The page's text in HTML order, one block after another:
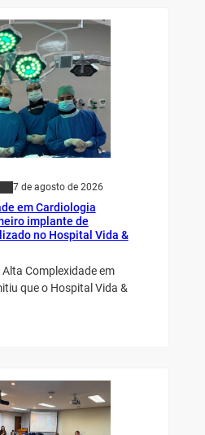
7 de agosto de 2026
em Cardiologia
implante de
no Hospital Vida &
Complexidade em
que o Hospital Vida &